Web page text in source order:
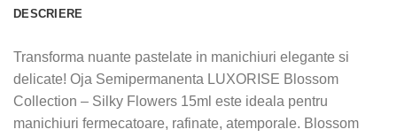
DESCRIERE
Transforma nuante pastelate in manichiuri elegante si
delicate! Oja Semipermanenta LUXORISE Blossom
Collection – Silky Flowers 15ml este ideala pentru
manichiuri fermecatoare, rafinate, atemporale. Blossom